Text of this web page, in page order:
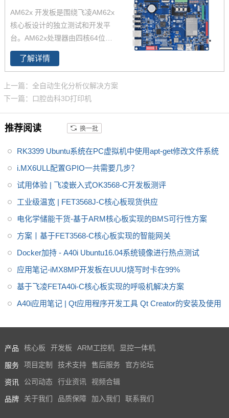
容，飞凌嵌入式已经适配AM625
4 AM6231 AM6232三款芯片为
您带来灵活的成本组合方案，AM
62x可应用于广泛的工业环境，
如人机界面(HMI)、工业计算机、
控制单元(TCU)、医疗设备等。
AM62x 开发板是围绕飞凌AM62x
核心板设计的独立测试和开发平
台。AM62x处理器由四核64位Ar
m -Cortex -A53微处理器 和Cort
ex-M4F组成。AM62x开发板整
进行严苛的环境温度测试、压力
测试、长期稳定性运行测试，使
AM62x可在各种严苛环境稳定运
行
了解详情
上一篇：全自动生化分析仪解决方案
下一篇：口腔齿科3D打印机
推荐阅读 换一批
RK3399 Ubuntu系统在PC虚拟机中使用apt-get修改文件系统
i.MX6ULL配置GPIO一共需要几步？
试用体验 | 飞凌嵌入式OK3568-C开发板测评
工业级温宽 | FET3568J-C核心板现货供应
电化学储能干货-基于ARM核心板实现的BMS可行性方案
方案丨基于FET3568-C核心板实现的智能网关
Docker加持 - A40i Ubuntu16.04系统镜像进行热点测试
应用笔记-iMX8MP开发板在UUU烧写时卡在99%
基于飞凌FETA40i-C核心板实现的呼吸机解决方案
A40i应用笔记 | Qt应用程序开发工具 Qt Creator的安装及使用
产品 核心板 开发板 ARM工控机 显控一体机
服务 项目定制 技术支持 售后服务 官方论坛
资讯 公司动态 行业资讯 视频合辑
品牌 关于我们 品质保障 加入我们 联系我们